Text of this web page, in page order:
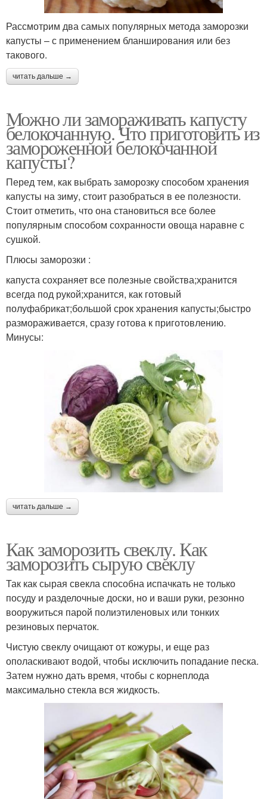
Рассмотрим два самых популярных метода заморозки
капусты – с применением бланширования или без
такового.
читать дальше →
Можно ли замораживать капусту
белокочанную. Что приготовить из
замороженной белокочанной
капусты?
Перед тем, как выбрать заморозку способом хранения
капусты на зиму, стоит разобраться в ее полезности.
Стоит отметить, что она становиться все более
популярным способом сохранности овоща наравне с
сушкой.
Плюсы заморозки :
капуста сохраняет все полезные свойства;хранится
всегда под рукой;хранится, как готовый
полуфабрикат;большой срок хранения капусты;быстро
размораживается, сразу готова к приготовлению.
Минусы:
читать дальше →
Как заморозить свеклу. Как
заморозить сырую свеклу
Так как сырая свекла способна испачкать не только
посуду и разделочные доски, но и ваши руки, резонно
вооружиться парой полиэтиленовых или тонких
резиновых перчаток.
Чистую свеклу очищают от кожуры, и еще раз
ополаскивают водой, чтобы исключить попадание песка.
Затем нужно дать время, чтобы с корнеплода
максимально стекла вся жидкость.